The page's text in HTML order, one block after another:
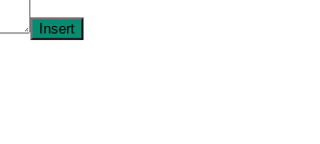
Insert